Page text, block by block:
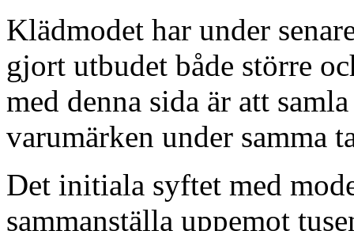
Klädmodet har under
gjort utbudet både större
med denna sida är att
varumärken under samma
Det initiala syftet med
sammanställa uppemot